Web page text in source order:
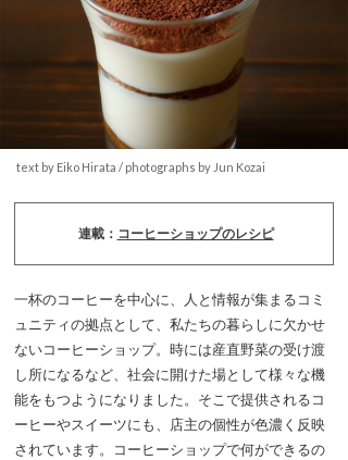
text by Eiko Hirata / photographs by Jun Kozai
連載： コーヒーショップのレシピ
一杯のコーヒーを中心に、人と情報が集まるコミ
ュニティの拠点として、私たちの暮らしに欠かせ
ないコーヒーショップ。時には産直野菜の受け渡
し所になるなど、社会に開けた場として様々な機
能をもつようになりました。そこで提供されるコ
ーヒーやスイーツにも、店主の個性が色濃く反映
されています。コーヒーショップで何ができるの